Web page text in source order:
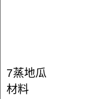
7蒸地瓜
材料